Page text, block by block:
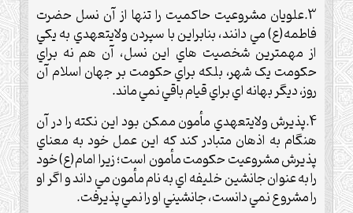
3.علويان مشروعيت حاکميت را تنها از آن نسل حضرت
فاطمه(ع) مي دانند، بنابراين با سپردن ولايتعهدي به يکي
از مهمترين شخصيت هاي اين نسل، آن هم نه براي
حکومت يک شهر، بلکه براي حکومت بر جهان اسلام آن
روز، ديگر بهانه اي براي قيام باقي نمي ماند.
4.پذيرش ولايتعهدي مأمون ممکن بود اين نکته را در آن
هنگام به اذهان متبادر کند که اين عمل خود به معناي
پذيرش مشروعيت حکومت مأمون است؛ زيرا امام(ع) خود
را به عنوان جانشين خليفه اي به نام مأمون مي داند و اگر او
را مشروع نمي دانست، جانشيني او را نمي پذيرفت.